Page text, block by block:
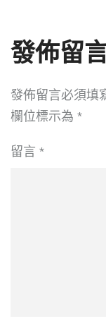
發佈留
發佈留言必須填
欄位標示為 *
留言 *